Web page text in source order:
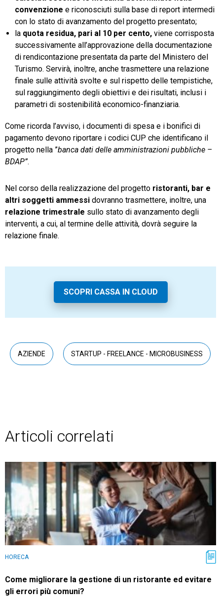
convenzione e riconosciuti sulla base di report intermedi
con lo stato di avanzamento del progetto presentato;
la quota residua, pari al 10 per cento, viene corrisposta
successivamente all’approvazione della documentazione
di rendicontazione presentata da parte del Ministero del
Turismo. Servirà, inoltre, anche trasmettere una relazione
finale sulle attività svolte e sul rispetto delle tempistiche,
sul raggiungimento degli obiettivi e dei risultati, inclusi i
parametri di sostenibilità economico-finanziaria.
Come ricorda l’avviso, i documenti di spesa e i bonifici di
pagamento devono riportare i codici CUP che identificano il
progetto nella ”banca dati delle amministrazioni pubbliche –
BDAP”.
Nel corso della realizzazione del progetto ristoranti, bar e
altri soggetti ammessi dovranno trasmettere, inoltre, una
relazione trimestrale sullo stato di avanzamento degli
interventi, a cui, al termine delle attività, dovrà seguire la
relazione finale.
SCOPRI CASSA IN CLOUD
AZIENDE STARTUP - FREELANCE - MICROBUSINESS
Articoli correlati
HORECA
Come migliorare la gestione di un ristorante ed evitare
gli errori più comuni?